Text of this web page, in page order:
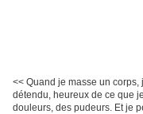
<< Quand je masse un corps,
détendu, heureux de ce que
douleurs, des pudeurs. Et je